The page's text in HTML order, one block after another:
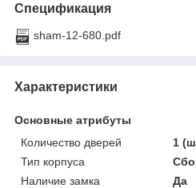
Спецификация
sham-12-680.pdf
Характеристики
Основные атрибуты
Количество дверей
1
Тип корпуса
Наличие замка
Да